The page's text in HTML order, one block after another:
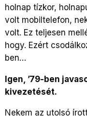
holnap tízkor,
volt mobiltelefon,
volt. Ez teljesen
hogy. Ezért
ben…
Igen, ’79-ben
kivezetését.
Nekem az utolsó